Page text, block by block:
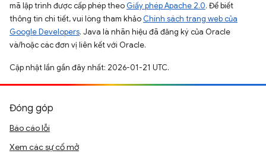
mã lập trình được cấp phép theo Giấy phép Apache 2.0. Để biết
thông tin chi tiết, vui lòng tham khảo Chính sách trang web của
Google Developers. Java là nhãn hiệu đã đăng ký của Oracle
và/hoặc các đơn vị liên kết với Oracle.
Cập nhật lần gần đây nhất: 2026-01-21 UTC.
Đóng góp
Báo cáo lỗi
Xem các sự cố mở